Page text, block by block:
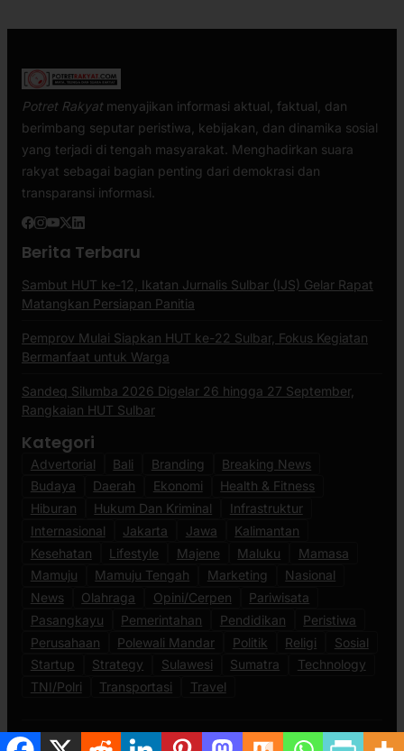
Potret Rakyatmenyajikan informasi aktual, faktual, dan
berimbang seputar peristiwa, kebijakan, dan dinamika sosial
yang terjadi di tengah masyarakat. Menghadirkan suara
rakyat sebagai bagian penting dari demokrasi dan
transparansi informasi.
Berita Terbaru
Sambut HUT ke-12, Ikatan Jurnalis Sulbar (IJS) Gelar Rapat
Matangkan Persiapan Panitia
Pemprov Mulai Siapkan HUT ke-22 Sulbar, Fokus Kegiatan
Bermanfaat untuk Warga
Sandeq Silumba 2026 Digelar 26 hingga 27 September,
Rangkaian HUT Sulbar
Kategori
Advertorial Bali Branding
Breaking News
Budaya
Daerah Ekonomi
Health & Fitness
Hiburan
Hukum Dan Kriminal
Infrastruktur
Internasional
Jakarta Jawa
Kalimantan
Kesehatan
Lifestyle Majene Maluku
Mamasa
Mamuju
Mamuju Tengah Marketing
Nasional
News
Olahraga Opini/Cerpen
Pariwisata
Pasangkayu
Pemerintahan Pendidikan
Peristiwa
Perusahaan
Polewali Mandar Politik Religi
Sosial
Startup
Strategy Sulawesi Sumatra
Technology
TNI/Polri
Transportasi Travel